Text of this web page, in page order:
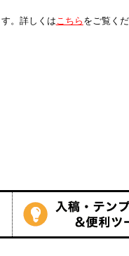
くはこちらをご覧ください